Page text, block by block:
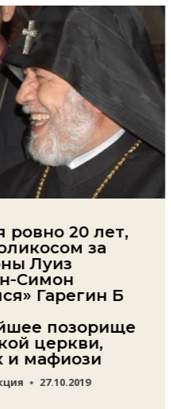
ровно 20 лет,
за
Луиз
Симон
Гарегин Б
позорище
церкви,
и мафиози
27.10.2019